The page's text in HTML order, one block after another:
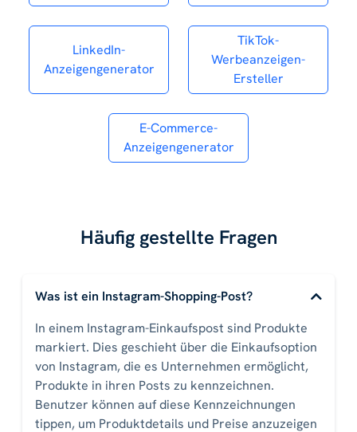
LinkedIn-
Anzeigengenerator
TikTok-
Werbeanzeigen-
Ersteller
E-Commerce-
Anzeigengenerator
Häufig gestellte Fragen
Was ist ein Instagram-Shopping-Post?
In einem Instagram-Einkaufspost sind Produkte
markiert. Dies geschieht über die Einkaufsoption
von Instagram, die es Unternehmen ermöglicht,
Produkte in ihren Posts zu kennzeichnen.
Benutzer können auf diese Kennzeichnungen
tippen, um Produktdetails und Preise anzuzeigen